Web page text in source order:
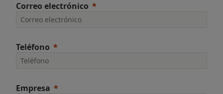
Correo electrónico
Teléfono
Empresa